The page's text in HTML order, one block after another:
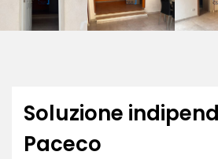
Soluzione
Paceco